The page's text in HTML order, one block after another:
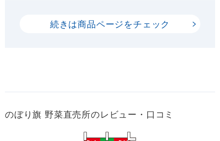
続きは商品ページをチェック
のぼり旗 野菜直売所のレビュー・口コミ